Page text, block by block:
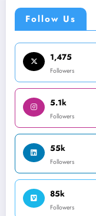
Follow Us
1,475
Followers
5.1k
Followers
55k
Followers
85k
Followers